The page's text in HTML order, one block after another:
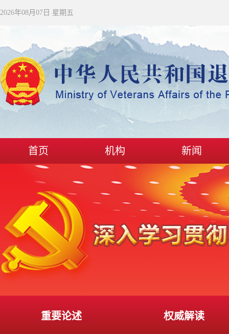
2026年08月07日 星期五
首页 机构 新闻
重要论述 权威解读